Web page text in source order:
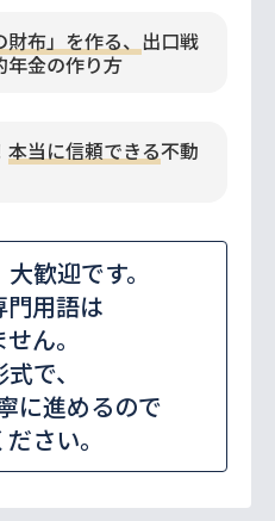
布」を作る、 出口戦
年金の作り方
本当に信頼できる不動
歓迎です。
用語は
ん。
で、
に進めるので
さい。